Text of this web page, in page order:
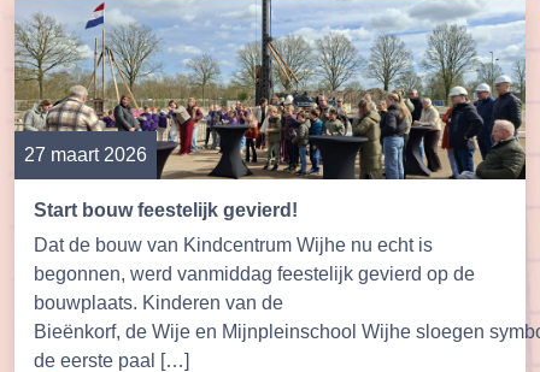
27 maart 2026
Start bouw feestelijk gevierd!
Dat de bouw van Kindcentrum Wijhe nu echt is
begonnen, werd vanmiddag feestelijk gevierd op de
bouwplaats. Kinderen van de
Bieënkorf, de Wije en Mijnpleinschool Wijhe sloegen
de eerste paal […]